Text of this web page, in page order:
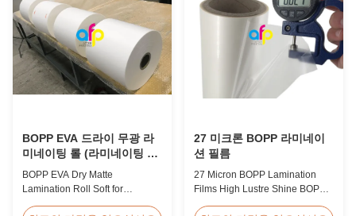
BOPP EVA 드라이 무광 라
미네이팅 롤 (라미네이팅 및
인쇄용)
BOPP EVA Dry Matte
Lamination Roll Soft for
27 미크론 BOPP 라미네이
션 필름
27 Micron BOPP Lamination
Films High Lustre Shine BOPP